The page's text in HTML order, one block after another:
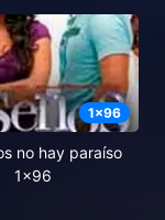
1x96
no hay paraíso
1x96